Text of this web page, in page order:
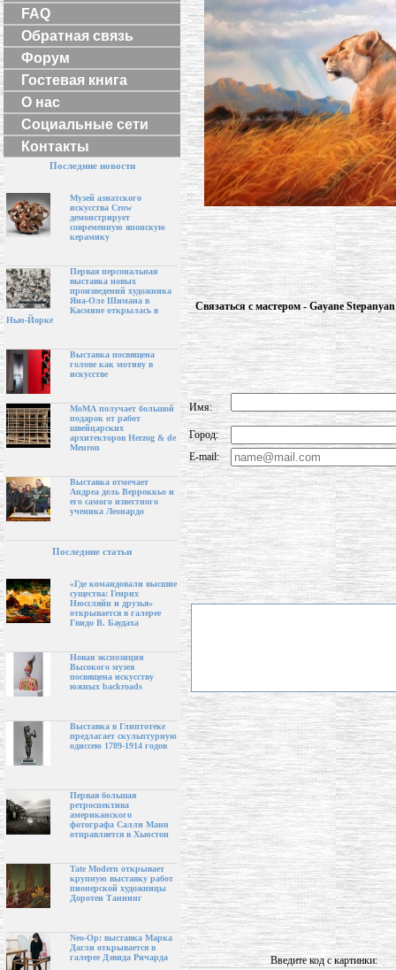
FAQ
Обратная связь
Форум
Гостевая книга
О нас
Социальные сети
Контакты
Последние новости
Музей азиатского
искусства Crow
демонстрирует
современную японскую
керамику
Первая персональная
выставка новых
произведений художника
Яна-Оле Шимана в
Касмине открылась в
Нью-Йорке
Выставка посвящена
голове как мотиву в
искусстве
МоМА получает большой
подарок от работ
швейцарских
архитекторов Herzog & de
Meuron
Выставка отмечает
Андреа дель Верроккьо и
его самого известного
ученика Леонардо
Последние статьи
«Где командовали высшие
существа: Генрих
Нюссляйн и друзья»
открывается в галерее
Гвидо В. Баудаха
Новая экспозиция
Высокого музея
посвящена искусству
южных backroads
Выставка в Глиптотеке
предлагает скульптурную
одиссею 1789-1914 годов
Первая большая
ретроспектива
американского
фотографа Салли Манн
отправляется в Хьюстон
Tate Modern открывает
крупную выставку работ
пионерской художницы
Доротеи Таннинг
Neo-Op: выставка Марка
Дагли открывается в
галерее Дэвида Ричарда
Связаться с мастером - Gayane
Имя:
Город:
E-mail:
Введите код с картинки: